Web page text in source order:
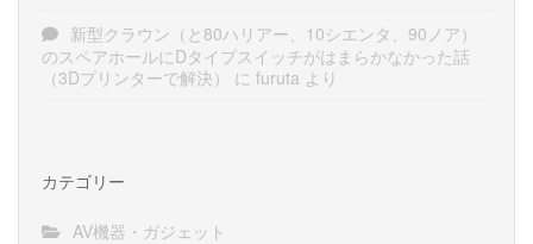
新型クラウン（と80ハリアー、10シエンタ、90ノア）
のスペアホールにDタイプスイッチがはまらかなかった話
（3Dプリンターで解決）
に furuta より
カテゴリー
AV機器・ガジェット